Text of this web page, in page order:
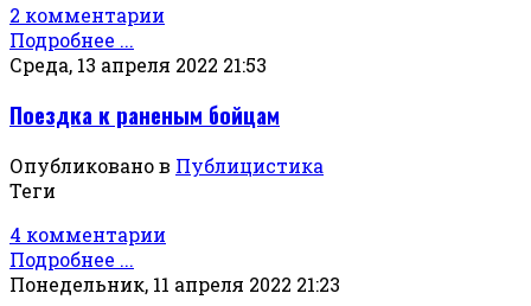
2 комментарии
Подробнее ...
Среда, 13 апреля 2022 21:53
Поездка к раненым бойцам
Опубликовано в Публицистика
Теги
4 комментарии
Подробнее ...
Понедельник, 11 апреля 2022 21:23